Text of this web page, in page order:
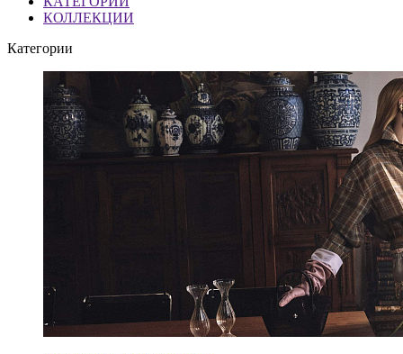
КОЛЛЕКЦИИ
Категории